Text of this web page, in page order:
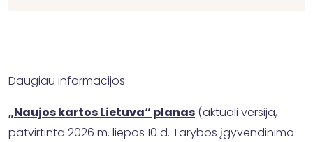
Daugiau informacijos:
„Naujos kartos Lietuva“ planas (aktuali versija,
patvirtinta 2026 m. liepos 10 d. Tarybos įgyvendinimo